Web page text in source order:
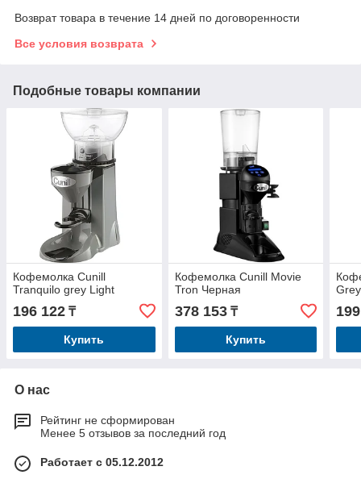
Возврат товара в течение 14 дней по договоренности
Все условия возврата
Подобные товары компании
Кофемолка Cunill
Tranquilo grey Light
196 122 ₸
Купить
Кофемолка Cunill Movie
Tron Черная
378 153₸
Купить
О нас
Рейтинг не сформирован
Менее 5 отзывов за последний год
Работает с 05.12.2012